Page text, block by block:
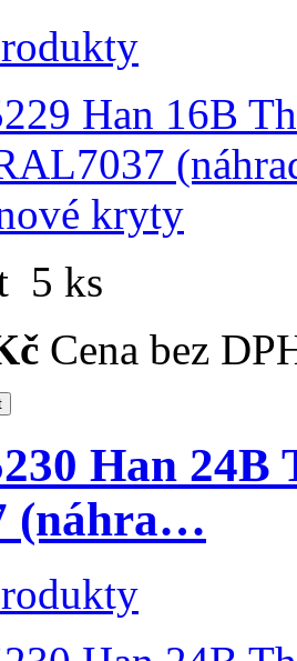
5 ks
Cena bez
Han
(náhra…